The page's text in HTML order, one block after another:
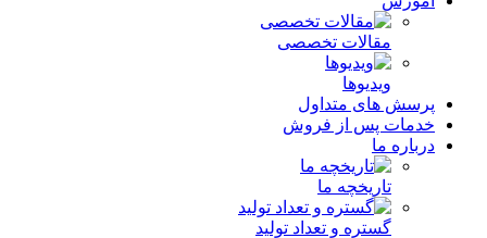
مقالات تخصصی
ویدیوها
پرسش های متداول
خدمات پس از فروش
درباره ما
تاریخچه ما
گستره و تعداد تولید